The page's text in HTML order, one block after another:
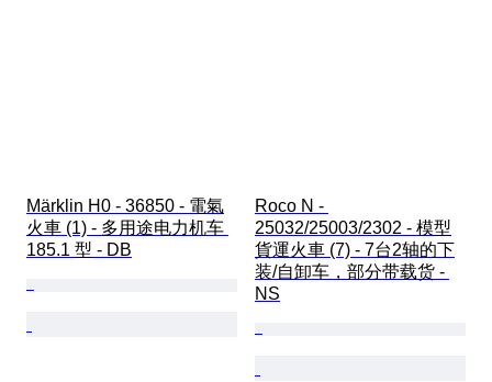
Märklin H0 - 36850 - 電氣
火車 (1) - 多用途电力机车
185.1 型 - DB
Roco N -
25032/25003/2302 - 模型
貨運火車 (7) - 7台2轴的下
装/自卸车，部分带载货 -
NS